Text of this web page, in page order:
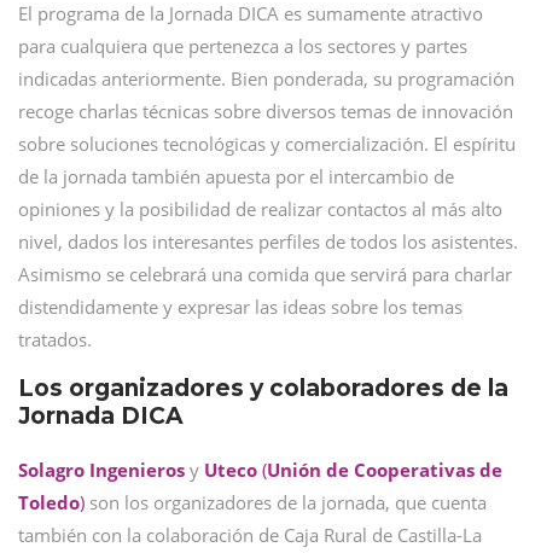
El programa de la Jornada DICA es sumamente atractivo
para cualquiera que pertenezca a los sectores y partes
indicadas anteriormente. Bien ponderada, su programación
recoge charlas técnicas sobre diversos temas de innovación
sobre soluciones tecnológicas y comercialización. El espíritu
de la jornada también apuesta por el intercambio de
opiniones y la posibilidad de realizar contactos al más alto
nivel, dados los interesantes perfiles de todos los asistentes.
Asimismo se celebrará una comida que servirá para charlar
distendidamente y expresar las ideas sobre los temas
tratados.
Los organizadores y colaboradores de la
Jornada DICA
Solagro Ingenieros y Uteco (Unión de Cooperativas de
Toledo) son los organizadores de la jornada, que cuenta
también con la colaboración de Caja Rural de Castilla-La